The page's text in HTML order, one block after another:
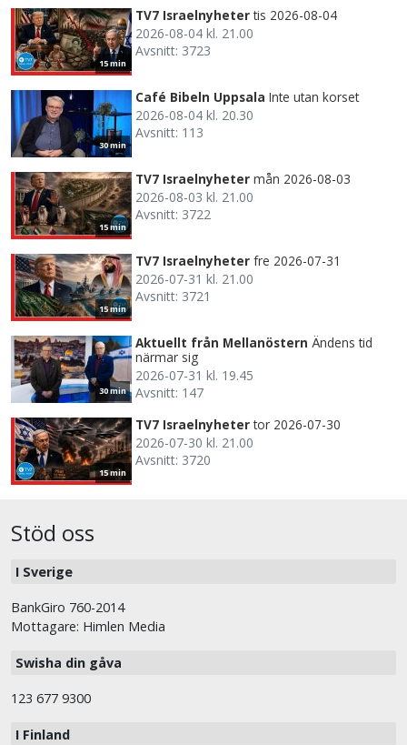
15 min
TV7 Israelnyheter tis 2026-08-04
2026-08-04 kl. 21.00
Avsnitt: 3723
30 min
Café Bibeln Uppsala Inte utan korset
2026-08-04 kl. 20.30
Avsnitt: 113
15 min
TV7 Israelnyheter mån 2026-08-03
2026-08-03 kl. 21.00
Avsnitt: 3722
15 min
TV7 Israelnyheter fre 2026-07-31
2026-07-31 kl. 21.00
Avsnitt: 3721
30 min
Aktuellt från Mellanöstern Ändens tid
närmar sig
2026-07-31 kl. 19.45
Avsnitt: 147
15 min
TV7 Israelnyheter tor 2026-07-30
2026-07-30 kl. 21.00
Avsnitt: 3720
Stöd oss
I Sverige
BankGiro 760-2014
Mottagare: Himlen Media
Swisha din gåva
123 677 9300
I Finland